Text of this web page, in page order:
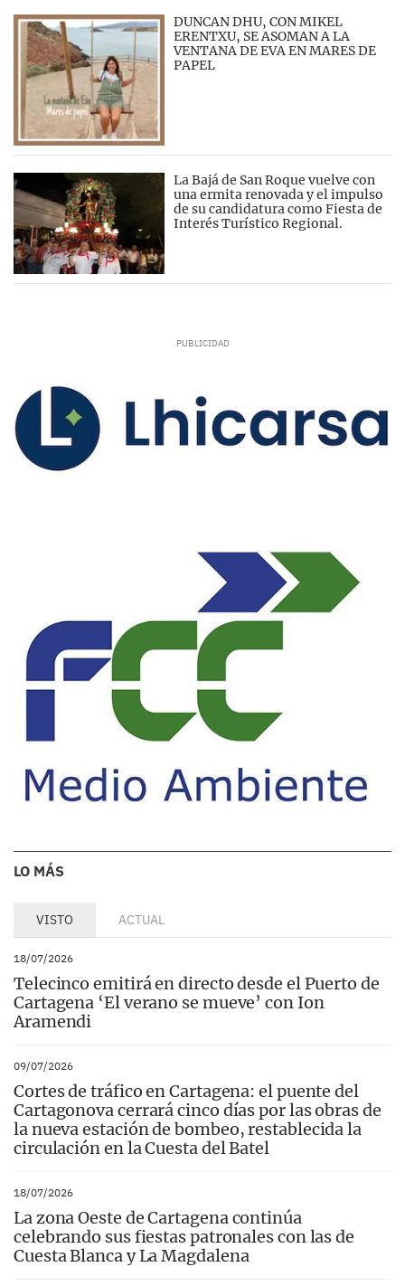
DUNCAN DHU, CON MIKEL
ERENTXU, SE ASOMAN A LA
VENTANA DE EVA EN MARES DE
PAPEL
La Bajá de San Roque vuelve con
una ermita renovada y el impulso
de su candidatura como Fiesta de
Interés Turístico Regional.
LO MÁS
VISTO ACTUAL
18/07/2026
Telecinco emitirá en directo desde el Puerto de
Cartagena ‘El verano se mueve’ con Ion
Aramendi
09/07/2026
Cortes de tráfico en Cartagena: el puente del
Cartagonova cerrará cinco días por las obras de
la nueva estación de bombeo, restablecida la
circulación en la Cuesta del Batel
18/07/2026
La zona Oeste de Cartagena continúa
celebrando sus fiestas patronales con las de
Cuesta Blanca y La Magdalena